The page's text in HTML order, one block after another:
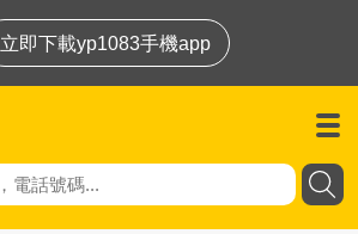
立即下載yp1083手機app